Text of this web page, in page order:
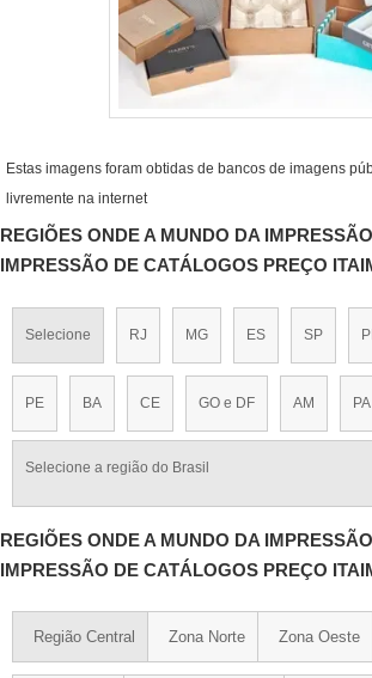
Estas imagens foram obtidas de bancos de imagens
livremente na internet
REGIÕES ONDE A MUNDO DA
IMPRESSÃO DE CATÁLOGOS PREÇO
Selecione RJ MG ES SP
PE BA CE GO e DF AM PA
Selecione a região do Brasil
REGIÕES ONDE A MUNDO DA
IMPRESSÃO DE CATÁLOGOS PREÇO
Região Central Zona Norte Zona Oeste